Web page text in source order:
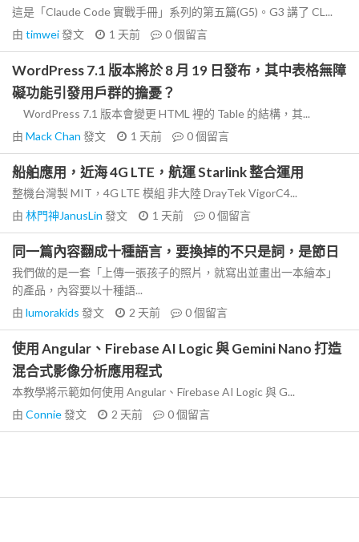
這是「Claude Code 實戰手冊」系列的第五篇(G5)。G3 講了 CL...
由 timwei發文 1 天前 0個留言
WordPress 7.1 版本將於 8 月 19 日發布，其中表格無障
礙功能引發用戶群的擔憂？
WordPress 7.1 版本會變更 HTML 裡的 Table 的結構，其...
由 Mack Chan 發文 1 天前 0個留言
船舶應用，近海 4G LTE，航運 Starlink 整合運用
整機台灣製 MIT，4G LTE 模組 非大陸 DrayTek VigorC4...
由 林門神JanusLin 發文 1 天前 0個留言
同一篇內容翻成十種語言，要換掉的不只是詞，是節日
我們做的是一套「上傳一張孩子的照片，就寫出並畫出一本繪本」
的產品，內容要以十種語...
由 lumorakids 發文 2 天前 0個留言
使用 Angular、Firebase AI Logic 與 Gemini Nano 打造
混合式影像分析應用程式
本教學將示範如何使用 Angular、Firebase AI Logic 與 G...
由 Connie發文 2 天前 0個留言